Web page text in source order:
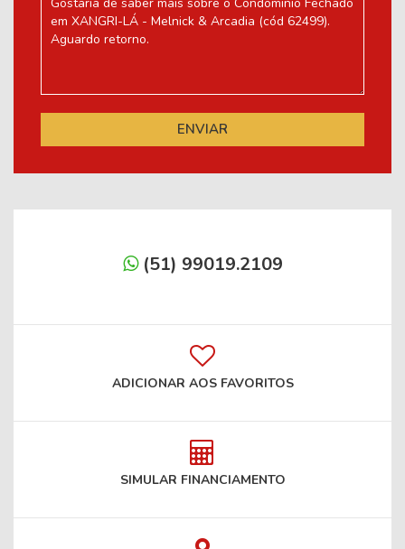
(51) 99019.2109
ADICIONAR AOS FAVORITOS
SIMULAR FINANCIAMENTO